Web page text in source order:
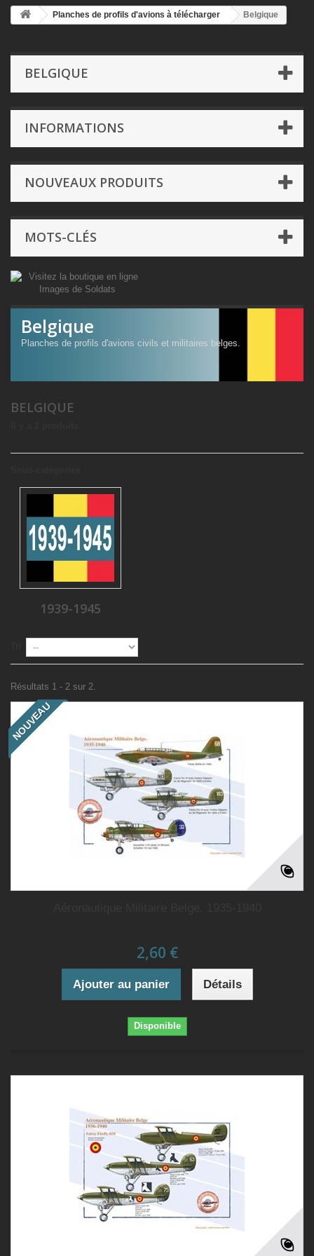
Planches de profils d'avions à télécharger Belgique
BELGIQUE
INFORMATIONS
NOUVEAUX PRODUITS
MOTS-CLÉS
Belgique
Planches de profils d'avions civils et militaires belges.
BELGIQUE
1939-1945
Résultats 1 - 2 sur 2.
NOUVEAU
2,60 €
Ajouter au panier Détails
Disponible